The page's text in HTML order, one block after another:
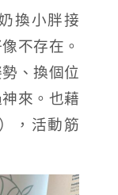
換小胖接
不存在。
、換個位
來。也藉
，活動筋